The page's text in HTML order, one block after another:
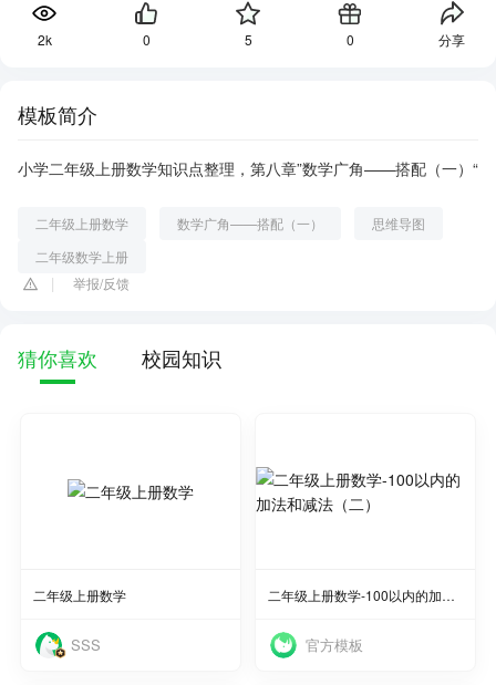
2k 0 5 0 分享
模板简介
小学二年级上册数学知识点整理，第八章”数学广角——搭配（一）“
二年级上册数学 数学广角——搭配（一）
思维导图
二年级数学上册
举报/反馈
猜你喜欢 校园知识
二年级上册数学
SSS
二年级上册数学-100以内的加法和减法（二）
官方模板